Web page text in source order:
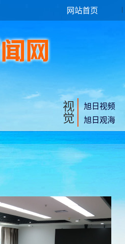
网站首页
视
觉
旭日视频
旭日观海